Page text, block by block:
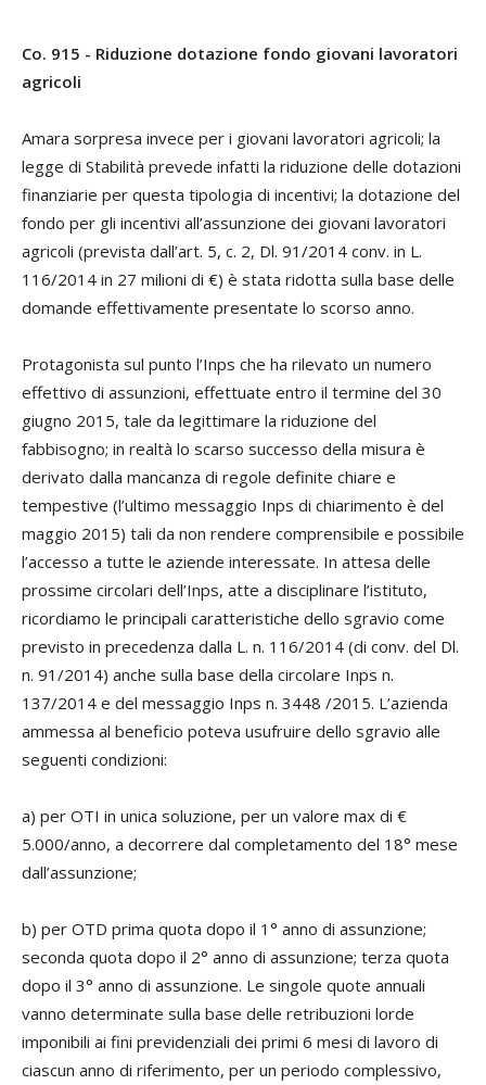
Co. 915 - Riduzione dotazione fondo giovani lavoratori
agricoli
Amara sorpresa invece per i giovani lavoratori agricoli; la
legge di Stabilità prevede infatti la riduzione delle dotazioni
finanziarie per questa tipologia di incentivi; la dotazione del
fondo per gli incentivi all’assunzione dei giovani lavoratori
agricoli (prevista dall’art. 5, c. 2, Dl. 91/2014 conv. in L.
116/2014 in 27 milioni di €) è stata ridotta sulla base delle
domande effettivamente presentate lo scorso anno.
Protagonista sul punto l’Inps che ha rilevato un numero
effettivo di assunzioni, effettuate entro il termine del 30
giugno 2015, tale da legittimare la riduzione del
fabbisogno; in realtà lo scarso successo della misura è
derivato dalla mancanza di regole definite chiare e
tempestive (l’ultimo messaggio Inps di chiarimento è del
maggio 2015) tali da non rendere comprensibile e possibile
l’accesso a tutte le aziende interessate. In attesa delle
prossime circolari dell’Inps, atte a disciplinare l’istituto,
ricordiamo le principali caratteristiche dello sgravio come
previsto in precedenza dalla L. n. 116/2014 (di conv. del Dl.
n. 91/2014) anche sulla base della circolare Inps n.
137/2014 e del messaggio Inps n. 3448 /2015. L’azienda
ammessa al beneficio poteva usufruire dello sgravio alle
seguenti condizioni:
a) per OTI in unica soluzione, per un valore max di €
5.000/anno, a decorrere dal completamento del 18° mese
dall’assunzione;
b) per OTD prima quota dopo il 1° anno di assunzione;
seconda quota dopo il 2° anno di assunzione; terza quota
dopo il 3° anno di assunzione. Le singole quote annuali
vanno determinate sulla base delle retribuzioni lorde
imponibili ai fini previdenziali dei primi 6 mesi di lavoro di
ciascun anno di riferimento, per un periodo complessivo,